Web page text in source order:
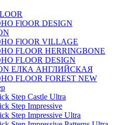
FlOOR DESIGN
FlOOR VILLAGE
FLOOR HERRINGBONE
FLOOR DESIGN
ЕЛКА АНГЛИЙСКАЯ
FLOOR FOREST NEW
Step Castle Ultra
Step Impressive
Step Impressive Ultra